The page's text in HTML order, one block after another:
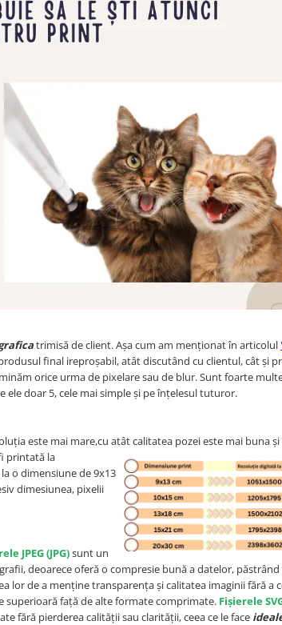
trimisă de client. Așa cum am menționat în articolul
final ireproșabil, atât discutând cu clientul, cât și
orice urma de pixelare sau de blur. Sunt foarte
doar 5, cele mai simple și pe înțelesul tuturor.
este mai mare,cu atât calitatea pozei este mai buna
printată la
o dimensiune de 9x13
dimesiunea, pixelii
JPEG (JPG)sunt un
deoarece oferă o compresie bună a datelor,
lor de a menține transparența și calitatea imaginii fără a
superioară față de alte formate comprimate. Fișierele
fără pierderea calității sau clarității, ceea ce le face